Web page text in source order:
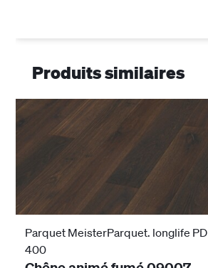
Produits similaires
Parquet MeisterParquet. longlife PD
400